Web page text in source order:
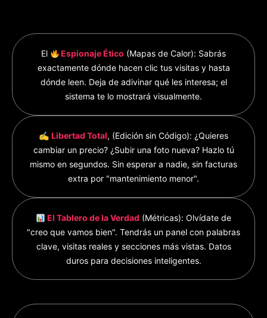
El Espionaje Ético (Mapas de Calor): Sabrás
exactamente dónde hacen clic tus visitas y hasta
dónde leen. Deja de adivinar qué les interesa; el
sistema te lo mostrará visualmente.
✍️ Libertad Total, (Edición sin Código): ¿Quieres
cambiar un precio? ¿Subir una foto nueva? Hazlo tú
mismo en segundos. Sin esperar a nadie, sin facturas
extra por "mantenimiento menor".
El Tablero de la Verdad (Métricas): Olvídate de
"creo que vamos bien". Tendrás un panel con palabras
clave, visitas reales y secciones más vistas. Datos
duros para decisiones inteligentes.